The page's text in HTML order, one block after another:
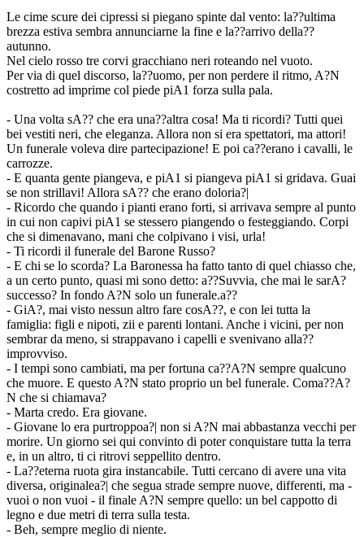
Le cime scure dei cipressi si piegano spinte dal vento: la??ultima
brezza estiva sembra annunciarne la fine e la??arrivo della??
autunno.
Nel cielo rosso tre corvi gracchiano neri roteando nel vuoto.
Per via di quel discorso, la??uomo, per non perdere il ritmo, A?N
costretto ad imprime col piede piA1 forza sulla pala.
- Una volta sA?? che era una??altra cosa! Ma ti ricordi? Tutti quei
bei vestiti neri, che eleganza. Allora non si era spettatori, ma attori!
Un funerale voleva dire partecipazione! E poi ca??erano i cavalli, le
carrozze.
- E quanta gente piangeva, e piA1 si piangeva piA1 si gridava. Guai
se non strillavi! Allora sA?? che erano doloria?|
- Ricordo che quando i pianti erano forti, si arrivava sempre al punto
in cui non capivi piA1 se stessero piangendo o festeggiando. Corpi
che si dimenavano, mani che colpivano i visi, urla!
- Ti ricordi il funerale del Barone Russo?
- E chi se lo scorda? La Baronessa ha fatto tanto di quel chiasso che,
a un certo punto, quasi mi sono detto: a??Suvvia, che mai le sarA?
successo? In fondo A?N solo un funerale.a??
- GiA?, mai visto nessun altro fare cosA??, e con lei tutta la
famiglia: figli e nipoti, zii e parenti lontani. Anche i vicini, per non
sembrar da meno, si strappavano i capelli e svenivano alla??
improvviso.
- I tempi sono cambiati, ma per fortuna ca??A?N sempre qualcuno
che muore. E questo A?N stato proprio un bel funerale. Coma??A?
N che si chiamava?
- Marta credo. Era giovane.
- Giovane lo era purtroppoa?| non si A?N mai abbastanza vecchi per
morire. Un giorno sei qui convinto di poter conquistare tutta la terra
e, in un altro, ti ci ritrovi seppellito dentro.
- La??eterna ruota gira instancabile. Tutti cercano di avere una vita
diversa, originalea?| che segua strade sempre nuove, differenti, ma -
vuoi o non vuoi - il finale A?N sempre quello: un bel cappotto di
legno e due metri di terra sulla testa.
- Beh, sempre meglio di niente.